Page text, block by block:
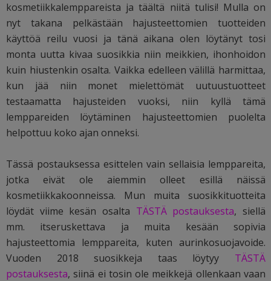
kosmetiikkalemppareista ja täältä niitä tulisi! Mulla on
nyt takana pelkästään hajusteettomien tuotteiden
käyttöä reilu vuosi ja tänä aikana olen löytänyt tosi
monta uutta kivaa suosikkia niin meikkien, ihonhoidon
kuin hiustenkin osalta. Vaikka edelleen välillä harmittaa,
kun jää niin monet mielettömät uutuustuotteet
testaamatta hajusteiden vuoksi, niin kyllä tämä
lemppareiden löytäminen hajusteettomien puolelta
helpottuu koko ajan onneksi.
Tässä postauksessa esittelen vain sellaisia lemppareita,
jotka eivät ole aiemmin olleet esillä näissä
kosmetiikkakoonneissa. Mun muita suosikkituotteita
löydät viime kesän osalta TÄSTÄ postauksesta, siellä
mm. itseruskettava ja muita kesään sopivia
hajusteettomia lemppareita, kuten aurinkosuojavoide.
Vuoden 2018 suosikkeja taas löytyy TÄSTÄ
postauksesta, siinä ei tosin ole meikkejä ollenkaan vaan